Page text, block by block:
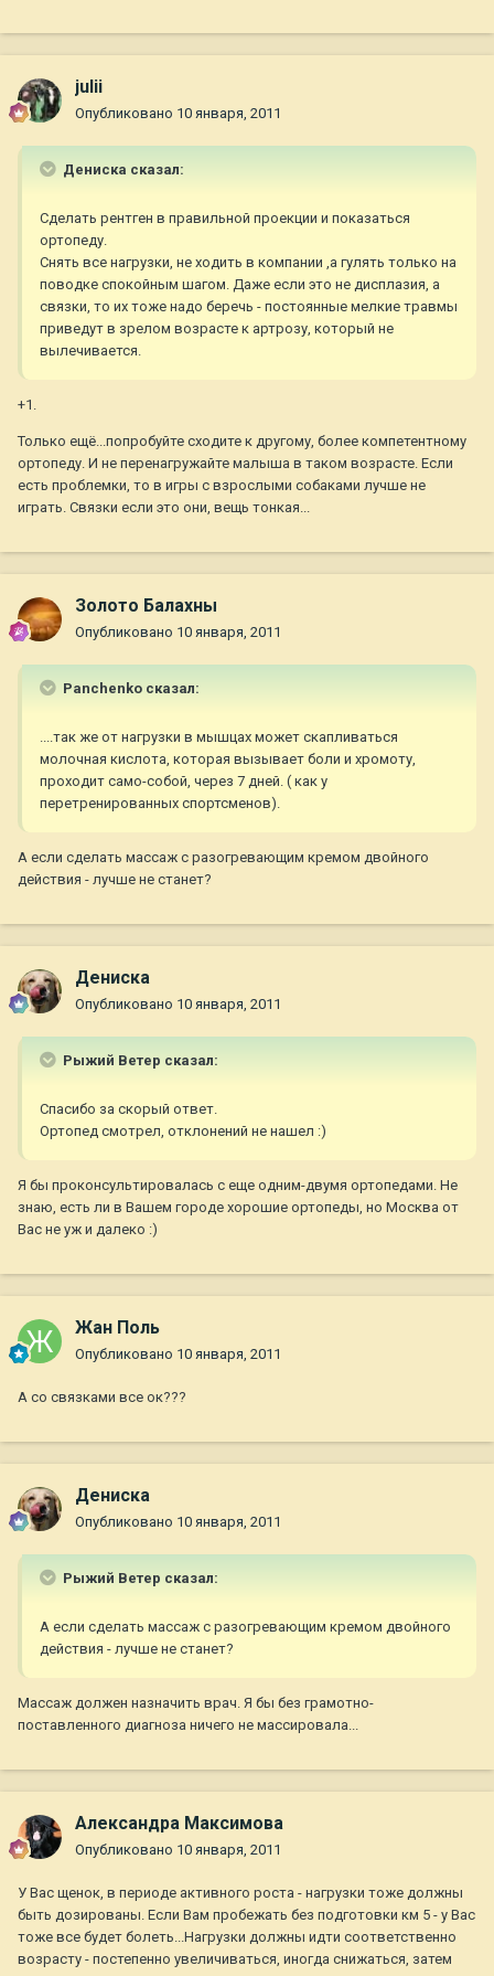
julii
Опубликовано 10 января, 2011
Дениска сказал:
Сделать рентген в правильной проекции и показаться
ортопеду.
Снять все нагрузки, не ходить в компании ,а гулять только на
поводке спокойным шагом. Даже если это не дисплазия, а
связки, то их тоже надо беречь - постоянные мелкие травмы
приведут в зрелом возрасте к артрозу, который не
вылечивается.
+1.
Только ещё...попробуйте сходите к другому, более компетентному
ортопеду. И не перенагружайте малыша в таком возрасте. Если
есть проблемки, то в игры с взрослыми собаками лучше не
играть. Связки если это они, вещь тонкая...
Золото Балахны
Опубликовано 10 января, 2011
Panchenko сказал:
....так же от нагрузки в мышцах может скапливаться
молочная кислота, которая вызывает боли и хромоту,
проходит само-собой, через 7 дней. ( как у
перетренированных спортсменов).
А если сделать массаж с разогревающим кремом двойного
действия - лучше не станет?
Дениска
Опубликовано 10 января, 2011
Рыжий Ветер сказал:
Спасибо за скорый ответ.
Ортопед смотрел, отклонений не нашел :)
Я бы проконсультировалась с еще одним-двумя ортопедами. Не
знаю, есть ли в Вашем городе хорошие ортопеды, но Москва от
Вас не уж и далеко :)
Жан Поль
Опубликовано 10 января, 2011
А со связками все ок???
Дениска
Опубликовано 10 января, 2011
Рыжий Ветер сказал:
А если сделать массаж с разогревающим кремом двойного
действия - лучше не станет?
Массаж должен назначить врач. Я бы без грамотно-
поставленного диагноза ничего не массировала...
Александра Максимова
Опубликовано 10 января, 2011
У Вас щенок, в периоде активного роста - нагрузки тоже должны
быть дозированы. Если Вам пробежать без подготовки км 5 - у Вас
тоже все будет болеть...Нагрузки должны идти соответственно
возрасту - постепенно увеличиваться, иногда снижаться, затем